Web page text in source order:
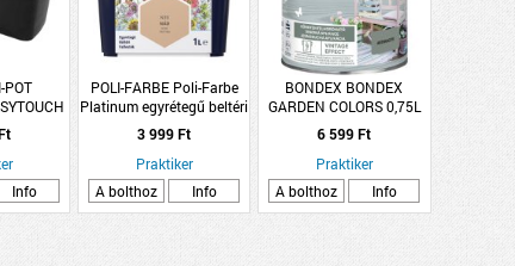
POT
700ML
Info
POLI-FARBE Poli-Farbe
Platinum egyrétegű beltéri
falfesték N30 nád, 1l
3 999 Ft
Praktiker
A bolthoz
Info
BONDEX BONDEX
GARDEN COLORS 0,75L
6 599 Ft
Praktiker
A bolthoz
Info